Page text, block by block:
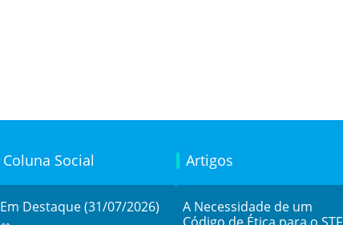
Coluna Social
Em Destaque (31/07/2026)
Artigos
A Necessidade de um
Código de Ética para o STF